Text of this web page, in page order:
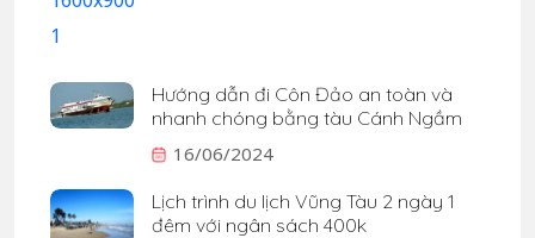
Hướng dẫn đi Côn Đảo an toàn và
nhanh chóng bằng tàu Cánh Ngầm
16/06/2024
Lịch trình du lịch Vũng Tàu 2 ngày 1
đêm với ngân sách 400k